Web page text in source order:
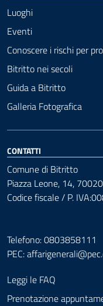
Luoghi
Eventi
Conoscere i rischi per
Bitritto nei secoli
Guida a Bitritto
Galleria Fotografica
CONTATTI
Comune di Bitritto
Piazza Leone, 14,
Codice fiscale / P.
Telefono: 0803858111
PEC:
Leggi le FAQ
Prenotazione